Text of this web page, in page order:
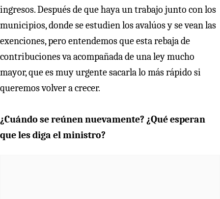
ingresos. Después de que haya un trabajo junto con los
municipios, donde se estudien los avalúos y se vean las
exenciones, pero entendemos que esta rebaja de
contribuciones va acompañada de una ley mucho
mayor, que es muy urgente sacarla lo más rápido si
queremos volver a crecer.
¿Cuándo se reúnen nuevamente? ¿Qué esperan
que les diga el ministro?